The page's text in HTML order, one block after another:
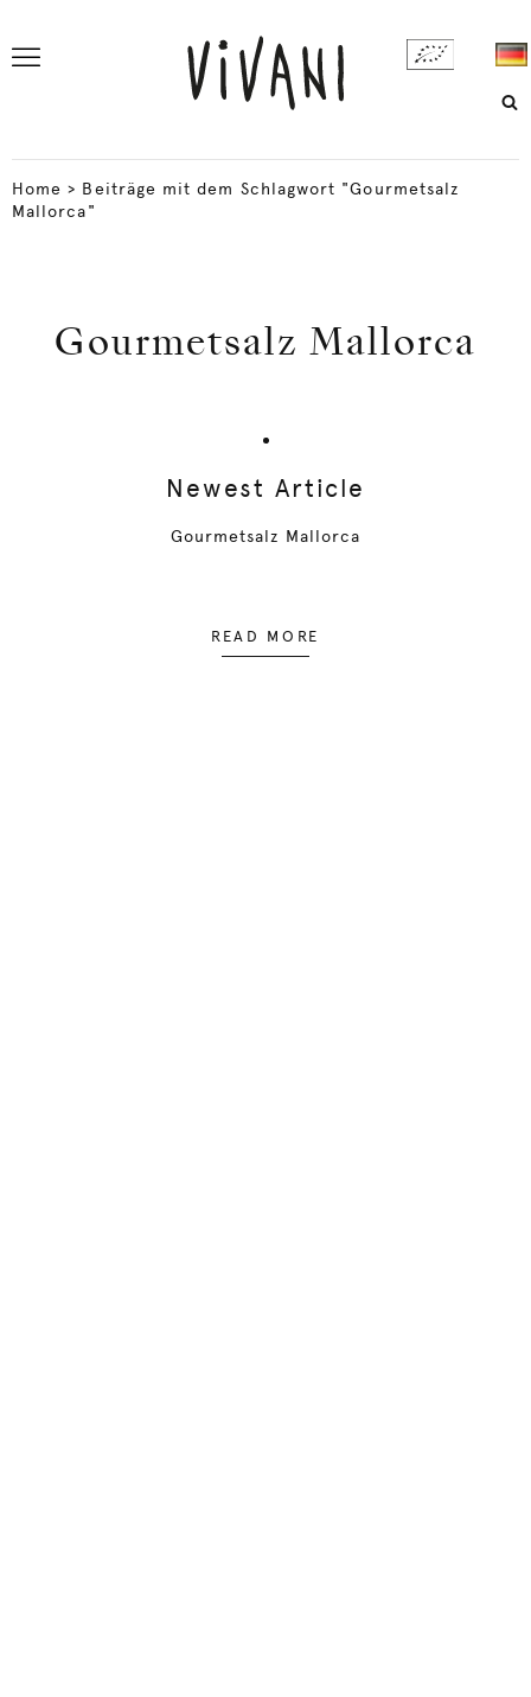
Home > Beiträge mit dem Schlagwort "Gourmetsalz
Mallorca"
Gourmetsalz Mallorca
Newest Article
Gourmetsalz Mallorca
READ MORE